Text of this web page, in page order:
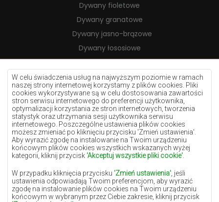
W celu świadczenia usług na najwyższym poziomie w ramach
naszej strony internetowej korzystamy z plików cookies. Pliki
cookies wykorzystywane są w celu dostosowania zawartości
stron serwisu internetowego do preferencji użytkownika,
optymalizacji korzystania ze stron internetowych, tworzenia
statystyk oraz utrzymania sesji użytkownika serwisu
internetowego. Poszczególne ustawienia plików cookies
możesz zmieniać po kliknięciu przycisku 'Zmień ustawienia'.
Aby wyrazić zgodę na instalowanie na Twoim urządzeniu
końcowym plików cookies wszystkich wskazanych wyżej
kategorii, kliknij przycisk 'Akceptuj wszystkie pliki cookie'
W przypadku kliknięcia przycisku 'Zmień ustawienia' , jeśli
ustawienia odpowiadają Twoim preferencjom, aby wyrazić
zgodę na instalowanie plików cookies na Twoim urządzeniu
końcowym w wybranym przez Ciebie zakresie, kliknij przycisk
Dywany fioletowe
Dywany granatowe
Dywany jasno-brązowe
Dywany łososiowe
Dywany kremowe
Dywany lilac
Dywany żółte
Dywany miętowe
Dywany niebieskie
Dywany pomarańczowe
Dywany różowe
Dywany szare
Dywany terakota
Dywany zielone